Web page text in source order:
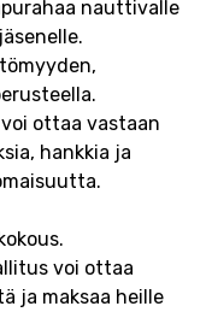
nauttivalle
ottaa vastaan
hankkia ja
voi ottaa
ja maksaa heille